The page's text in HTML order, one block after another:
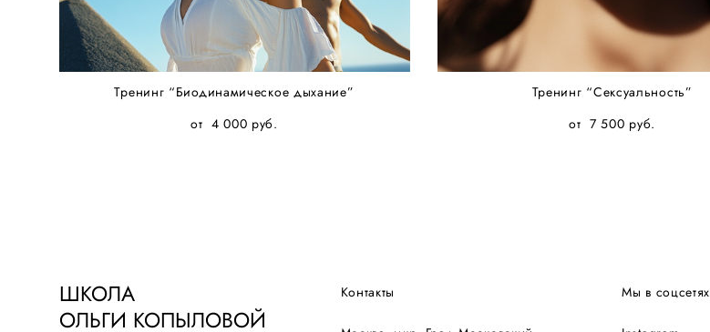
Тренинг “Биодинамическое дыхание”
от 4 000 pуб.
Тренинг “Сексуальность”
от 7 500 pуб.
ШКОЛА
ОЛЬГИ КОПЫЛОВОЙ
Контакты Мы в соцсетях